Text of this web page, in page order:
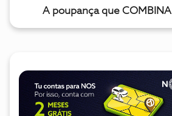
A poupança que COMBINA